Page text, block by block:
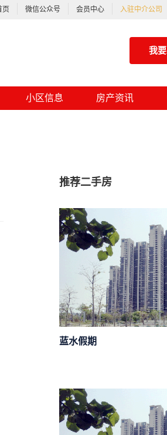
页 微信公众号 会员中心 入驻中介公司
我
小区信息 房产资讯
推荐二手房
蓝水假期